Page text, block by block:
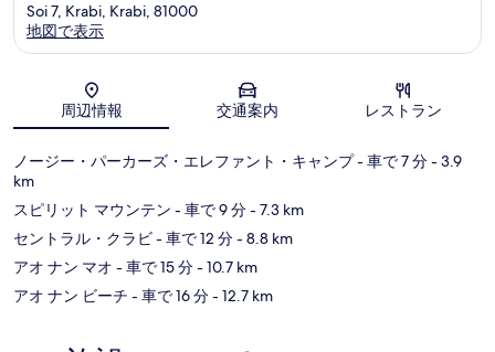
地図
Soi 7, Krabi, Krabi, 81000
地図で表示
周辺情報 交通案内 レストラン
ノージー・パーカーズ・エレファント・キャンプ- 車で 7 分- 3.9
km
スピリット マウンテン - 車で 9 分- 7.3 km
セントラル・クラビ- 車で 12 分- 8.8 km
アオ ナン マオ - 車で 15 分- 10.7 km
アオ ナン ビーチ - 車で 16 分- 12.7 km